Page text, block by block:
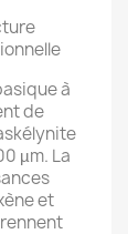
à
de
µm. La
et